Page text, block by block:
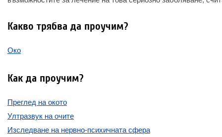
Какво трябва да проучим?
Око
Как да проучим?
Преглед на окото
Ултразвук на очите
Изследване на нервно-психичната сфера